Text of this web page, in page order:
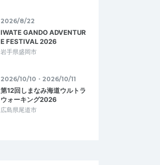
2026/8/22
IWATE GANDO ADVENTUR
E FESTIVAL 2026
岩手県盛岡市
2026/10/10・2026/10/11
第12回しまなみ海道ウルトラ
ウォーキング2026
広島県尾道市